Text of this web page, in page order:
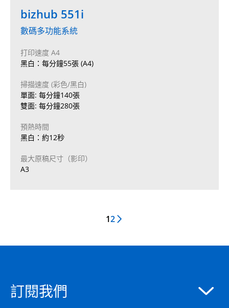
bizhub 551i
數碼多功能系統
打印速度 A4
黑白：每分鐘55張 (A4)
掃描速度 (彩色/黑白)
單面: 每分鐘140張
雙面: 每分鐘280張
預熱時間
黑白：約12秒
最大原稿尺寸（影印）
A3
12
訂閱我們